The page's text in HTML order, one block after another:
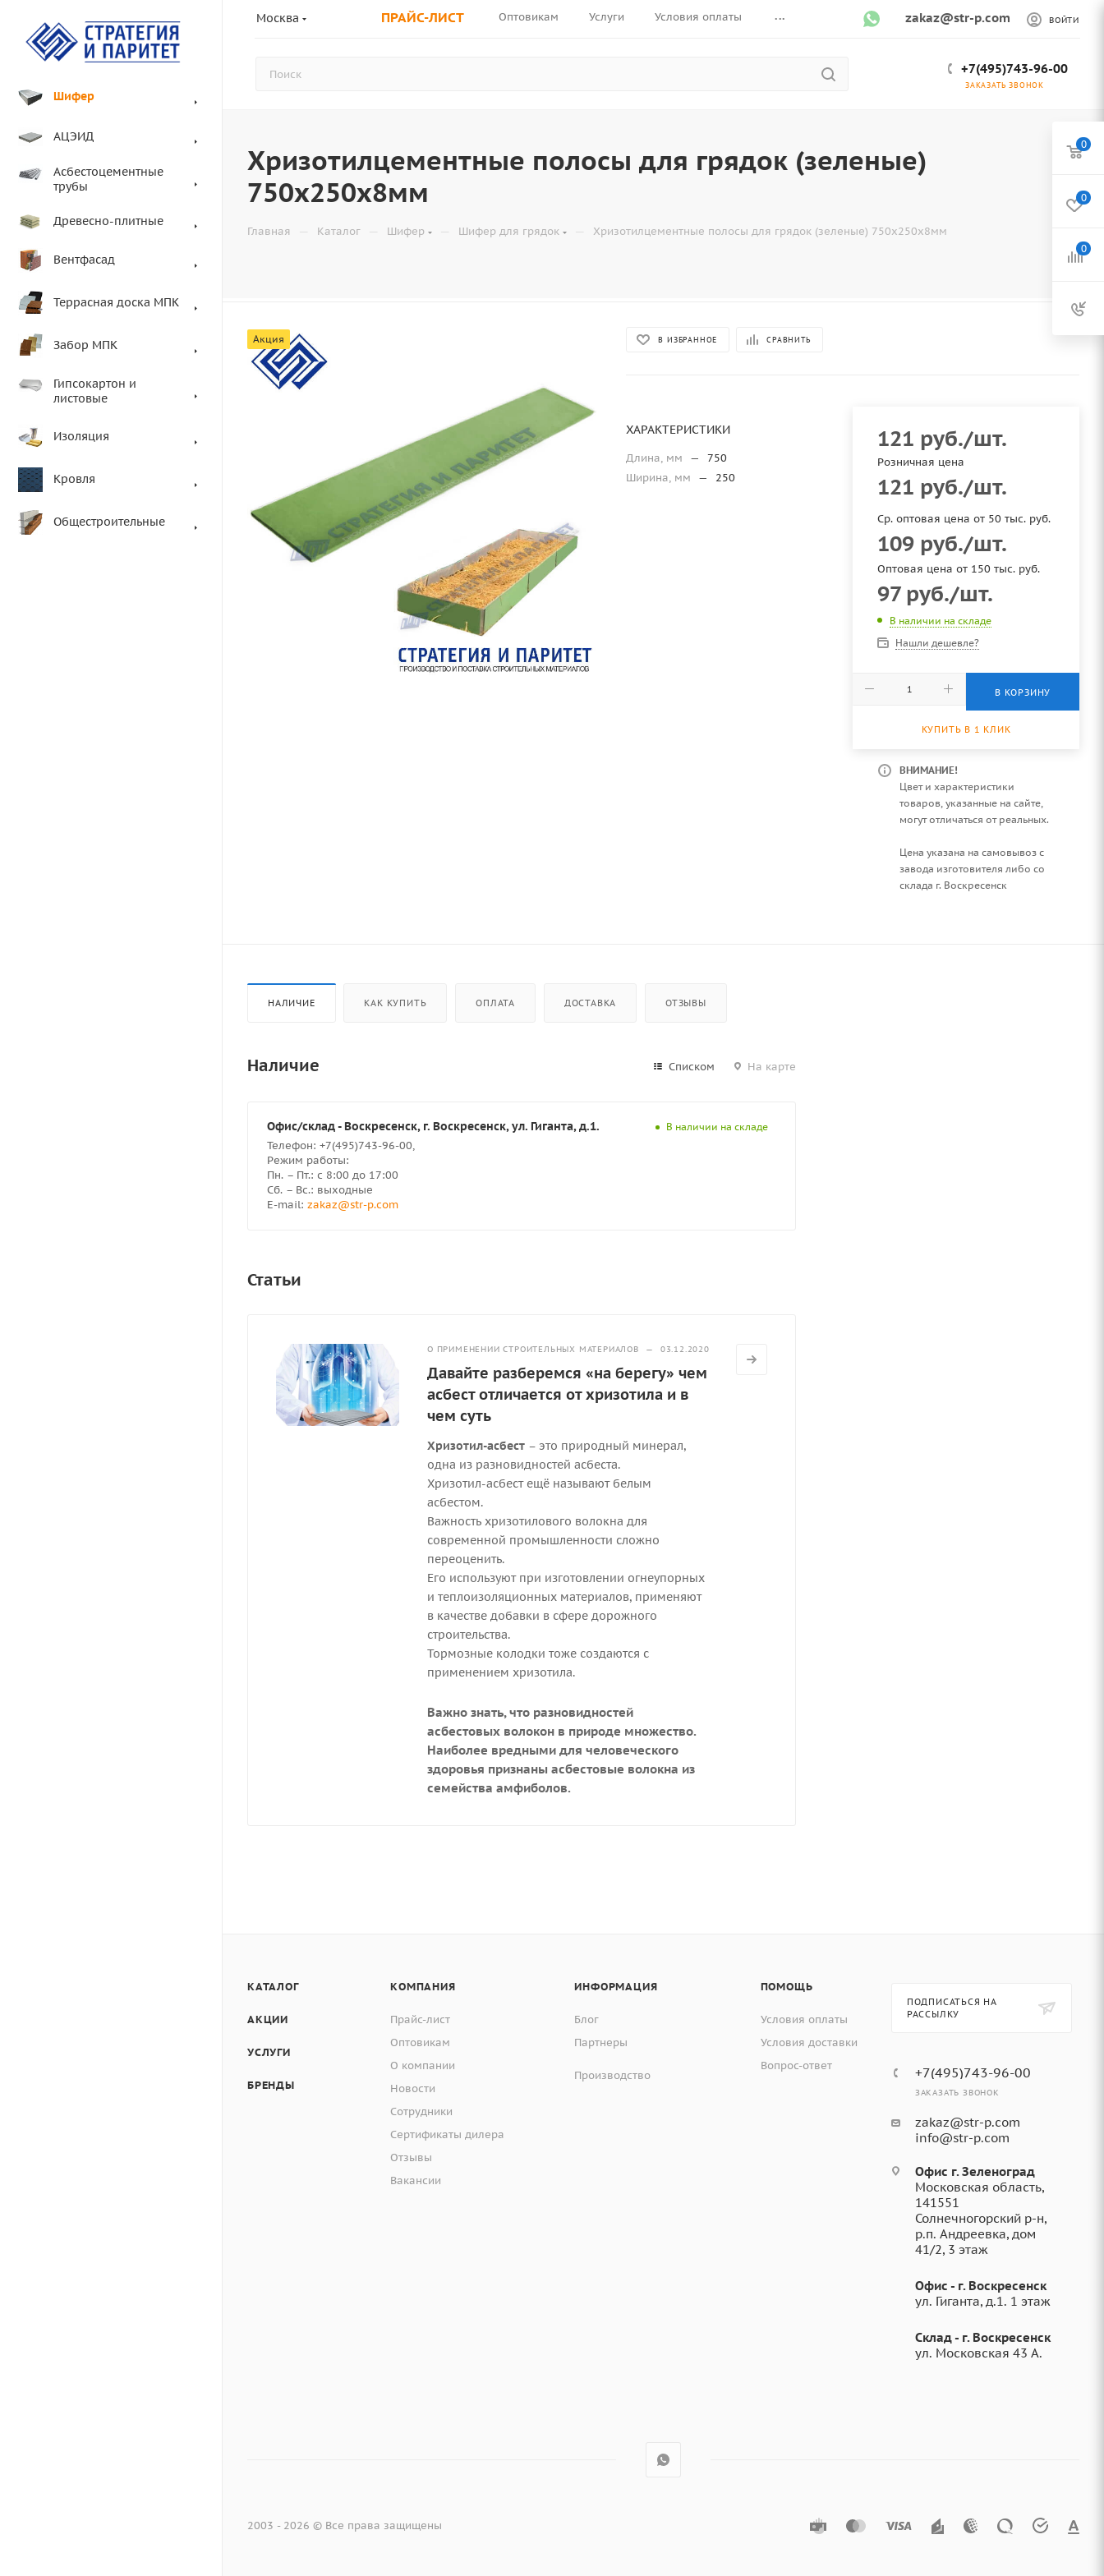
Москва ПРАЙС-ЛИСТ Оптовикам Услуги Условия оплаты ... zakaz@str-p.com ВОЙТИ
+7(495)743-96-00
ЗАКАЗАТЬ ЗВОНОК
Шифер
АЦЭИД
Асбестоцементные
трубы
Древесно-плитные
Вентфасад
Террасная доска МПК
Забор МПК
Гипсокартон и
листовые
Изоляция
Кровля
Общестроительные
Хризотилцементные полосы для грядок (зеленые)
750х250х8мм
Главная — Каталог — Шифер — Шифер для грядок — Хризотилцементные полосы для грядок (зеленые) 750х250х8мм
Акция В ИЗБРАННОЕ СРАВНИТЬ
ХАРАКТЕРИСТИКИ
Длина, мм —
750
Ширина, мм
— 250
121 руб./шт.
Розничная цена
121 руб./шт.
Ср. оптовая цена от 50 тыс. руб.
109 руб./шт.
Оптовая цена от 150 тыс. руб.
97руб./шт.
В наличии на складе
Нашли дешевле?
В КОРЗИНУ
КУПИТЬ В 1 КЛИК
ВНИМАНИЕ!
Цвет и характеристики
товаров, указанные на сайте,
могут отличаться от реальных.
Цена указана на самовывоз с
завода изготовителя либо со
склада г. Воскресенск
НАЛИЧИЕ КАК КУПИТЬ ОПЛАТА ДОСТАВКА ОТЗЫВЫ
Наличие Списком На карте
Офис/склад - Воскресенск, г. Воскресенск, ул. Гиганта, д.1.
Телефон: +7(495)743-96-00,
Режим работы:
Пн. – Пт.: с 8:00 до 17:00
Сб. – Вс.: выходные
E-mail: zakaz@str-p.com
В наличии на складе
Статьи
О ПРИМЕНЕНИИ СТРОИТЕЛЬНЫХ МАТЕРИАЛОВ — 03.12.2020
Давайте разберемся «на берегу» чем
асбест отличается от хризотила и в
чем суть
Хризотил-асбест – это природный минерал,
одна из разновидностей асбеста.
Хризотил-асбест ещё называют белым
асбестом.
Важность хризотилового волокна для
современной промышленности сложно
переоценить.
Его используют при изготовлении огнеупорных
и теплоизоляционных материалов, применяют
в качестве добавки в сфере дорожного
строительства.
Тормозные колодки тоже создаются с
применением хризотила.
Важно знать, что разновидностей
асбестовых волокон в природе множество.
Наиболее вредными для человеческого
здоровья признаны асбестовые волокна из
семейства амфиболов.
КАТАЛОГ
АКЦИИ
УСЛУГИ
БРЕНДЫ
КОМПАНИЯ
Прайс-лист
Оптовикам
О компании
Новости
Сотрудники
Сертификаты дилера
Отзывы
Вакансии
ИНФОРМАЦИЯ
Блог
Партнеры
Производство
ПОМОЩЬ
Условия оплаты
Условия доставки
Вопрос-ответ
ПОДПИСАТЬСЯ НА
РАССЫЛКУ
+7(495)743-96-00
ЗАКАЗАТЬ ЗВОНОК
zakaz@str-p.com
info@str-p.com
Офис г. Зеленоград
Московская область,
141551
Солнечногорский р-н,
р.п. Андреевка, дом
41/2, 3 этаж
Офис - г. Воскресенск
ул. Гиганта, д.1. 1 этаж
Склад - г. Воскресенск
ул. Московская 43 А.
2003 - 2026 © Все права защищены
0
0
0